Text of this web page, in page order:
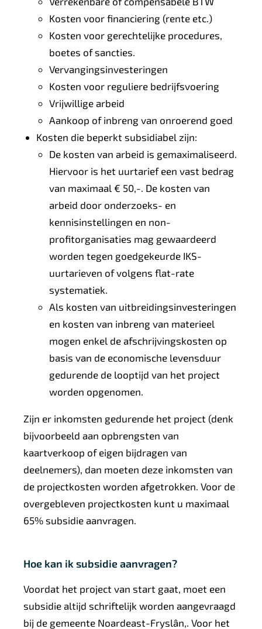
Kosten voor financiering (rente etc.)
Kosten voor gerechtelijke procedures,
boetes of sancties.
Vervangingsinvesteringen
Kosten voor reguliere bedrijfsvoering
Vrijwillige arbeid
Aankoop of inbreng van onroerend goed
Kosten die beperkt subsidiabel zijn:
De kosten van arbeid is gemaximaliseerd.
Hiervoor is het uurtarief een vast bedrag
van maximaal € 50,-. De kosten van
arbeid door onderzoeks- en
kennisinstellingen en non-
profitorganisaties mag gewaardeerd
worden tegen goedgekeurde IKS-
uurtarieven of volgens flat-rate
systematiek.
Als kosten van uitbreidingsinvesteringen
en kosten van inbreng van materieel
mogen enkel de afschrijvingskosten op
basis van de economische levensduur
gedurende de looptijd van het project
worden opgenomen.
Zijn er inkomsten gedurende het project (denk
bijvoorbeeld aan opbrengsten van
kaartverkoop of eigen bijdragen van
deelnemers), dan moeten deze inkomsten van
de projectkosten worden afgetrokken. Voor de
overgebleven projectkosten kunt u maximaal
65% subsidie aanvragen.
Hoe kan ik subsidie aanvragen?
Voordat het project van start gaat, moet een
subsidie altijd schriftelijk worden aangevraagd
bij de gemeente Noardeast-Fryslân,. Voor het